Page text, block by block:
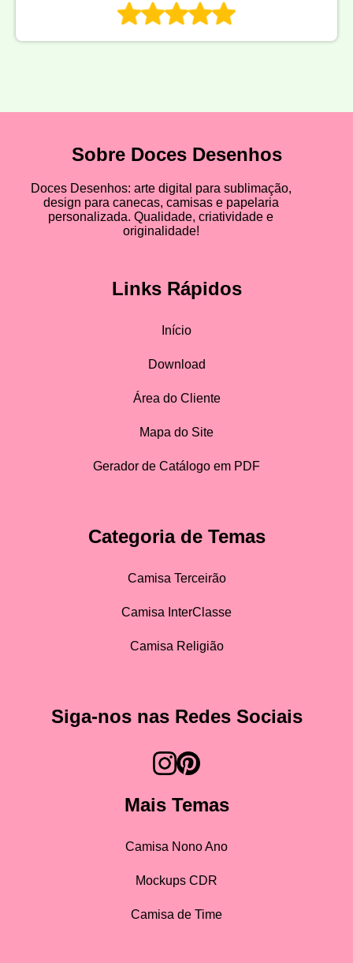
Sobre Doces Desenhos
Doces Desenhos: arte digital para sublimação,
design para canecas, camisas e papelaria
personalizada. Qualidade, criatividade e
originalidade!
Links Rápidos
Início
Download
Área do Cliente
Mapa do Site
Gerador de Catálogo em PDF
Categoria de Temas
Camisa Terceirão
Camisa InterClasse
Camisa Religião
Siga-nos nas Redes Sociais
Mais Temas
Camisa Nono Ano
Mockups CDR
Camisa de Time